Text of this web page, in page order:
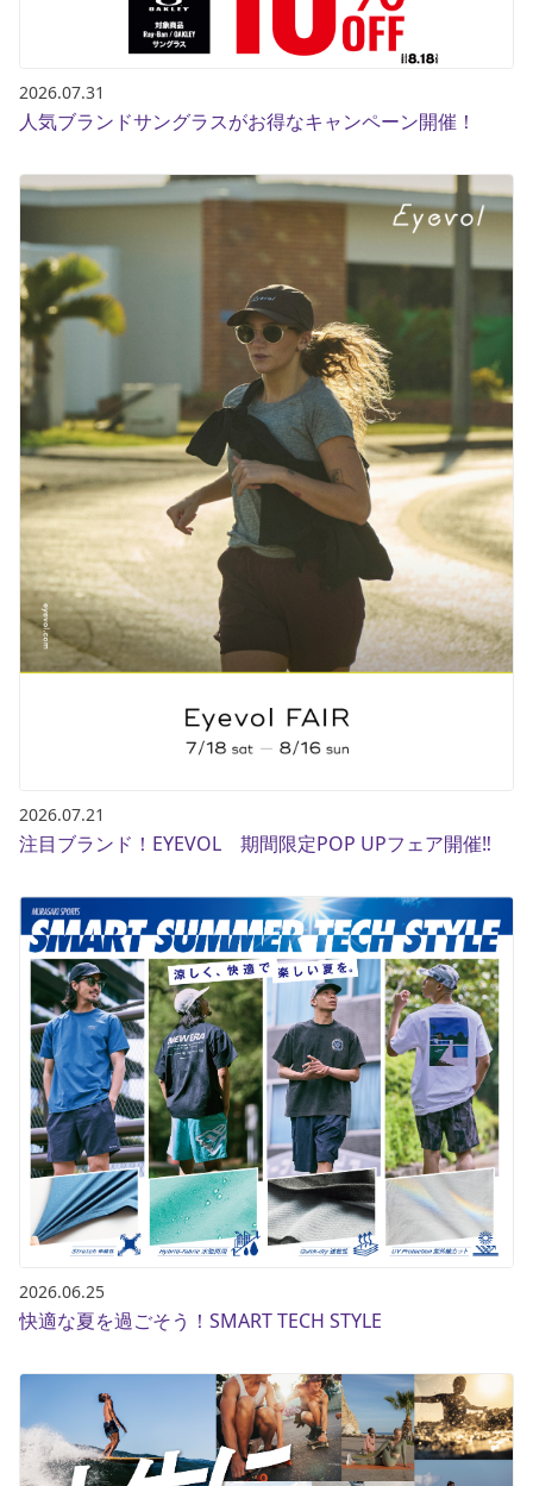
よくある質問
店舗一覧
お問い合わせ
ムラサキスポーツ 公式アプリ
ポイント・クーポンもこのアプリで！
2026.07.31
人気ブランドサングラスがお得なキャンペーン開催！
2026.07.21
注目ブランド！EYEVOL 期間限定POP UPフェア開催‼
2026.06.25
快適な夏を過ごそう！SMART TECH STYLE